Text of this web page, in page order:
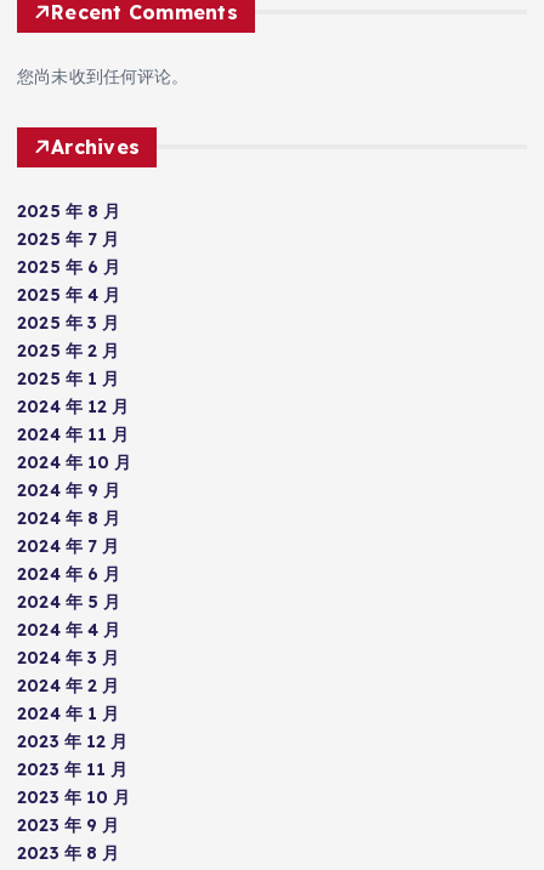
Recent Comments
您尚未收到任何评论。
Archives
2025 年 8 月
2025 年 7 月
2025 年 6 月
2025 年 4 月
2025 年 3 月
2025 年 2 月
2025 年 1 月
2024 年 12 月
2024 年 11 月
2024 年 10 月
2024 年 9 月
2024 年 8 月
2024 年 7 月
2024 年 6 月
2024 年 5 月
2024 年 4 月
2024 年 3 月
2024 年 2 月
2024 年 1 月
2023 年 12 月
2023 年 11 月
2023 年 10 月
2023 年 9 月
2023 年 8 月